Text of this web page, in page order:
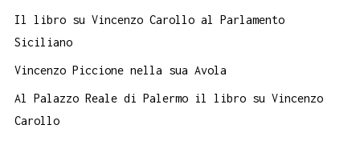
Il libro su Vincenzo Carollo al Parlamento
Siciliano
Vincenzo Piccione nella sua Avola
Al Palazzo Reale di Palermo il libro su Vincenzo
Carollo